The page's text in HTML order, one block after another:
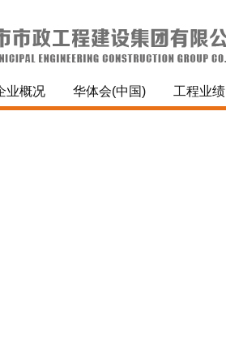
业概况 华体会(中国) 工程业绩